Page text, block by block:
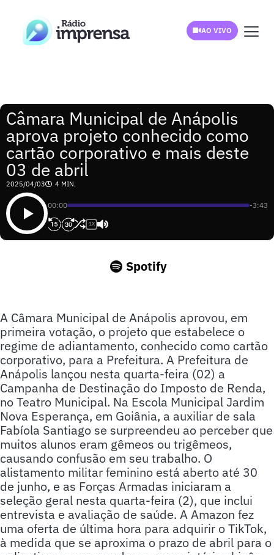
AO VIVO
Câmara Municipal de Anápolis
aprova projeto conhecido como
cartão corporativo e mais deste
03 de abril
2025/04/03 4 MIN.
00:00 -3:43
1X
Spotify
A Câmara Municipal de Anápolis aprovou, em
primeira votação, o projeto que estabelece o
regime de adiantamento, conhecido como cartão
corporativo, para a Prefeitura. A Prefeitura de
Anápolis lançou nesta quarta-feira (02) a
Campanha de Destinação do Imposto de Renda,
no Teatro Municipal. Na Escola Municipal Jardim
Nova Esperança, em Goiânia, a auxiliar de sala
Fabíola Santiago se surpreendeu ao perceber que
muitos alunos eram gêmeos ou trigêmeos,
causando confusão em seu trabalho. O
alistamento militar feminino está aberto até 30
de junho, e as Forças Armadas iniciaram a
seleção geral nesta quarta-feira (2), que inclui
entrevista e avaliação de saúde. A Amazon fez
uma oferta de última hora para adquirir o TikTok,
à medida que se aproxima o prazo de abril para o